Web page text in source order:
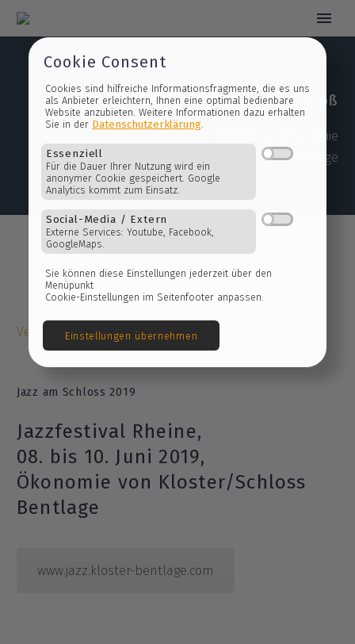
Cookie Consent
Cookies sind hilfreiche Informationsfragmente, die es
als Anbieter erleichtern, Ihnen eine optimal bedienbare
Website anzubieten. Weitere Informationen dazu
Sie in derDatenschutzerklärung.
Essenziell
Für die Dauer Ihrer Nutzung wird ein
anonymer Cookie gespeichert. Google
Analytics kommt zum Einsatz.
Externe Services: Youtube, Facebook,
GoogleMaps.
Sie können diese Einstellungen jederzeit über den
Menüpunkt
Cookie-Einstellungen im Seitenfooter anpassen.
Einstellungen übernehmen
Jazz am Schloß
Jazzfestival Rheine, 08. bis 10. Juni 2019, Ökonomie
von Kloster/Schloss Bentlage
Veranstaltungen
Jazz am Schloss 2019
Jazzfestival Rheine,
08. bis 10. Juni 2019,
Ökonomie von Kloster/Schloss
Bentlage
www.jazz.kloster-bentlage.com